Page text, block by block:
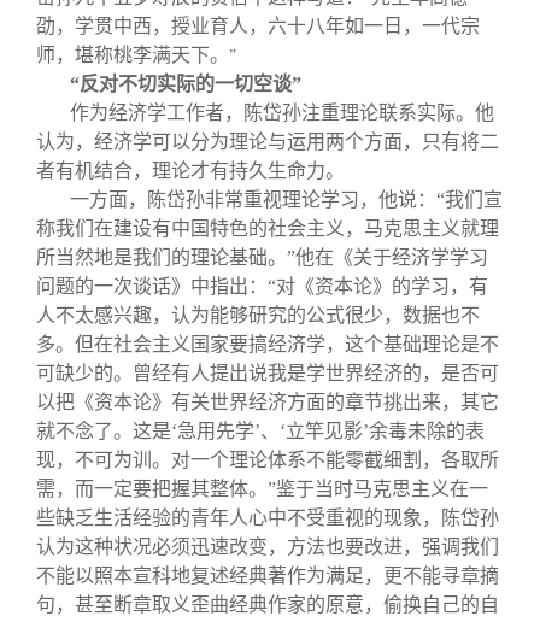
劭，学贯中西，授业育人，六十八年如一日，一代宗
师，堪称桃李满天下。 ”
“反对不切实际的一切空谈”
作为经济学工作者，陈岱孙注重理论联系实际。他
认为，经济学可以分为理论与运用两个方面，只有将二
者有机结合，理论才有持久生命力。
一方面，陈岱孙非常重视理论学习，他说：“我们宣
称我们在建设有中国特色的社会主义，马克思主义就理
所当然地是我们的理论基础。”他在《关于经济学学习
问题的一次谈话》中指出：“对《资本论》的学习，有
人不太感兴趣，认为能够研究的公式很少，数据也不
多。但在社会主义国家要搞经济学，这个基础理论是不
可缺少的。曾经有人提出说我是学世界经济的，是否可
以把《资本论》有关世界经济方面的章节挑出来，其它
就不念了。这是‘急用先学’、‘立竿见影’余毒未除的表
现，不可为训。对一个理论体系不能零截细割，各取所
需，而一定要把握其整体。”鉴于当时马克思主义在一
些缺乏生活经验的青年人心中不受重视的现象，陈岱孙
认为这种状况必须迅速改变，方法也要改进，强调我们
不能以照本宣科地复述经典著作为满足，更不能寻章摘
句，甚至断章取义歪曲经典作家的原意，偷换自己的自